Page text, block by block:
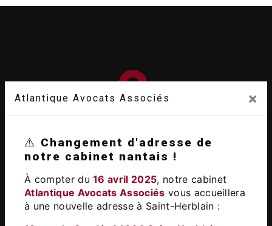
Atlantique Avocats Associés ×
⚠️ Changement d'adresse de
notre cabinet nantais !
À compter du16 avril 2025, notre cabinet
Atlantique Avocats Associés vous accueillera
à une nouvelle adresse à Saint-Herblain :​
Adresse
13 Rue de Candé, 44800 Saint-
Herblain